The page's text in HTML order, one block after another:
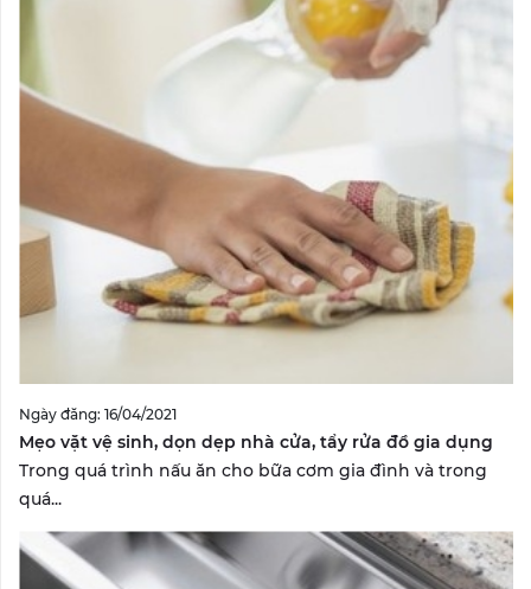
Ngày đăng: 16/04/2021
Mẹo vặt vệ sinh, dọn dẹp nhà cửa, tẩy rửa đồ gia dụng
Trong quá trình nấu ăn cho bữa cơm gia đình và trong
quá...